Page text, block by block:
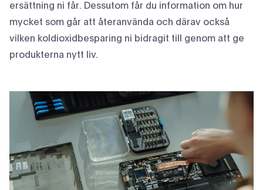
ersättning ni får. Dessutom får du information om hur
mycket som går att återanvända och därav också
vilken koldioxidbesparing ni bidragit till genom att ge
produkterna nytt liv.